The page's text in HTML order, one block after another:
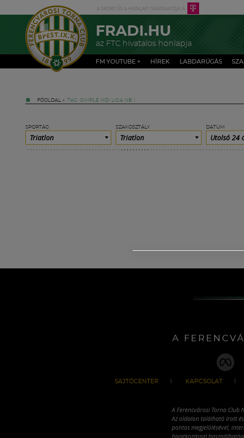
FRADI.HU
az FTC hivatalos honlapja
FM YOUTUBE + HÍREK LABDARÚGÁS
FŐOLDAL » TAG: SIMPLE NŐI LIGA NB I
SPORTÁG
Triatlon
SZAKOSZTÁLY
Triatlon
DÁTUM
Utolsó 24
A
SAJTÓCENTER KAPCSOLAT
A Ferencvárosi Torna Club
Az oldalon található írott
pontos megjelölésével,
hivatkozással